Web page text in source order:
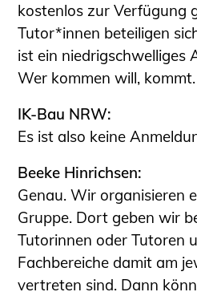
kostenlos zur Verfügung
Tutor*innen beteiligen
ist ein niedrigschwelliges
Wer kommen will, kommt.
IK-Bau NRW:
Es ist also keine
Beeke Hinrichsen:
Genau. Wir organisieren
Gruppe. Dort geben wir
Tutorinnen oder Tutoren
Fachbereiche damit am
vertreten sind. Dann